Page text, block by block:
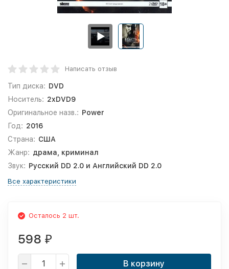
Написать отзыв
Тип диска: DVD
Носитель: 2xDVD9
Оригинальное назв.: Power
Год: 2016
Страна: США
Жанр: драма, криминал
Звук: Русский DD 2.0 и Английский DD 2.0
Все характеристики
Осталось 2 шт.
598 ₽
В корзину